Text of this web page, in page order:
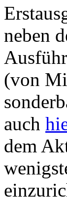
neben
(von
auch
dem